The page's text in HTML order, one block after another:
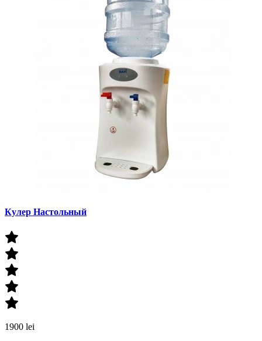
Кулер Настольный
1900 lei